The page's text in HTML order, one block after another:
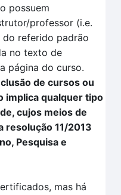
possuem
professor (i.e.
do referido padrão
no texto de
página do curso.
de cursos ou
implica qualquer tipo
cujos meios de
resolução 11/2013
Pesquisa e
mas há